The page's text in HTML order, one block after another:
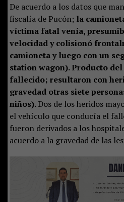
De acuerdo a los datos que
fiscalía de Pucón; la
víctima fatal venía,
velocidad y colisionó
camioneta y luego con un
station wagon). Producto
fallecido; resultaron con
gravedad otras siete
niños).Dos de los heridos
el vehículo que conducía el
fueron derivados a los
acuerdo a la gravedad de las